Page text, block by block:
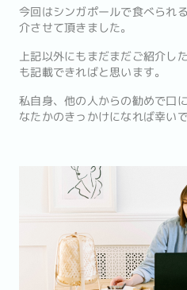
今回はシンガポールで食べられ
介させて頂きました。
上記以外にもまだまだご紹介し
も記載できればと思います。
私自身、他の人からの勧めで口
なたかのきっかけになれば幸いで